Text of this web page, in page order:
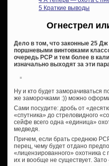
5 Краткие выводы
Огнестрел
Дело в том, что законные 25
поршневыми винтовками
очередь PCP и тем более в
изначально выходят за эти
Ну и кто будет заморачиваться
же заморочками :)) можно
Сами посудите: дробь от
«спутника» до стреловидного
сейфе всего одна «единица»
медведя.
Причем, если брать среднюю
перец, чему будет отдано
«лицензированного» охотника
их и вообще не существует.